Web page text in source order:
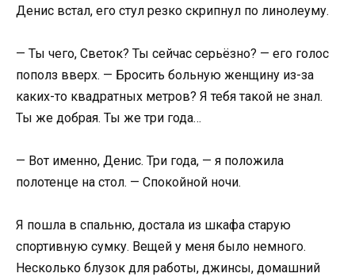
Денис встал, его стул резко скрипнул по линолеуму.
— Ты чего, Светок? Ты сейчас серьёзно? — его голос
пополз вверх. — Бросить больную женщину из-за
каких-то квадратных метров? Я тебя такой не знал.
Ты же добрая. Ты же три года…
— Вот именно, Денис. Три года, — я положила
полотенце на стол. — Спокойной ночи.
Я пошла в спальню, достала из шкафа старую
спортивную сумку. Вещей у меня было немного.
Несколько блузок для работы, джинсы, домашний